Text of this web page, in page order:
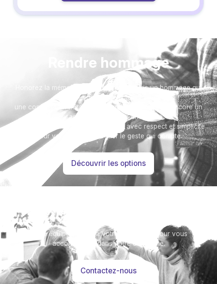
Rendre hommage
Honorez la mémoire de votre proche avec un hommage qui
vous ressemble :
une composition florale, une plaque, un arbre, ou encore un
message accompagné d'une photo.
Toutes nos options sont présentées avec respect et simplicité
pour vous aider à marquer le geste qui compte.
Découvrir les options
Notre équipe se tient à votre disposition pour vous
accompagner dans votre démarche.
Contactez-nous